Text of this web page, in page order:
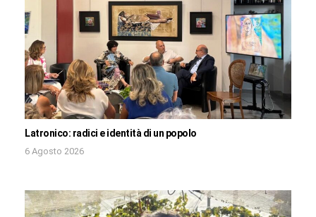
Latronico: radici e identità di un popolo
6 Agosto 2026